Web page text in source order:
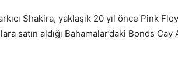
Shakira, yaklaşık 20 yıl önce Pink
satın aldığı Bahamalar’daki Bonds